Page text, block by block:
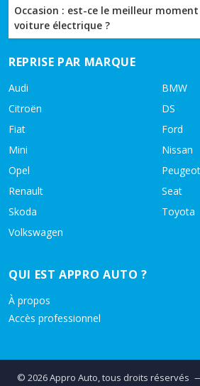
Occasion : est-ce le meilleur
voiture électrique ?
REPRISE PAR MARQUE
Audi
BMW
Citroën
DS
Fiat
Ford
Mini
Nissan
Opel
Peugeot
Renault
Seat
Skoda
Toyota
Volkswagen
QUI EST APPRO AUTO ?
À propos
Accès professionnel
© 2026 Appro Auto, tous droits réservés